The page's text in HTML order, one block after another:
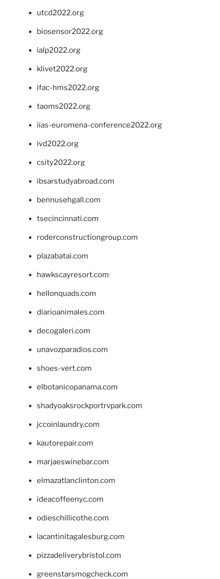
utcd2022.org
biosensor2022.org
ialp2022.org
klivet2022.org
ifac-hms2022.org
taoms2022.org
iias-euromena-conference2022.org
ivd2022.org
csity2022.org
ibsarstudyabroad.com
bennusehgall.com
tsecincinnati.com
roderconstructiongroup.com
plazabatai.com
hawkscayresort.com
hellonquads.com
diarioanimales.com
decogaleri.com
unavozparadios.com
shoes-vert.com
elbotanicopanama.com
shadyoaksrockportrvpark.com
jccoinlaundry.com
kautorepair.com
marjaeswinebar.com
elmazatlanclinton.com
ideacoffeenyc.com
odieschillicothe.com
lacantinitagalesburg.com
pizzadeliverybristol.com
greenstarsmogcheck.com